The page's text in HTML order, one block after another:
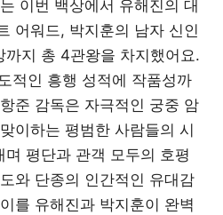
이번 백상에서 유해진의 대
어워드, 박지훈의 남자 신인
까지 총 4관왕을 차지했어요.
적인 흥행 성적에 작품성까
준 감독은 자극적인 궁중 암
이하는 평범한 사람들의 시
평단과 관객 모두의 호평
와 단종의 인간적인 유대감
를 유해진과 박지훈이 완벽